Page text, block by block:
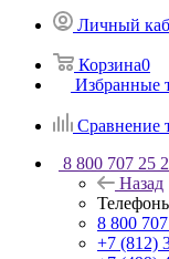
Личный
Корзина0
Избранные
Сравнение
8 800 707 25
Назад
8 800
+7 (812)